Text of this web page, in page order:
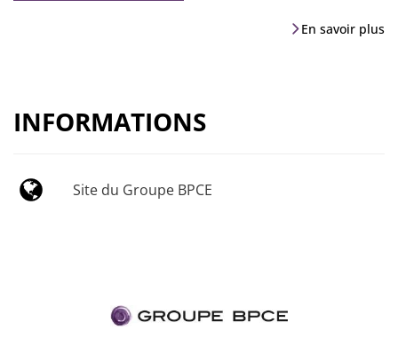
En savoir plus
INFORMATIONS
Site du Groupe BPCE